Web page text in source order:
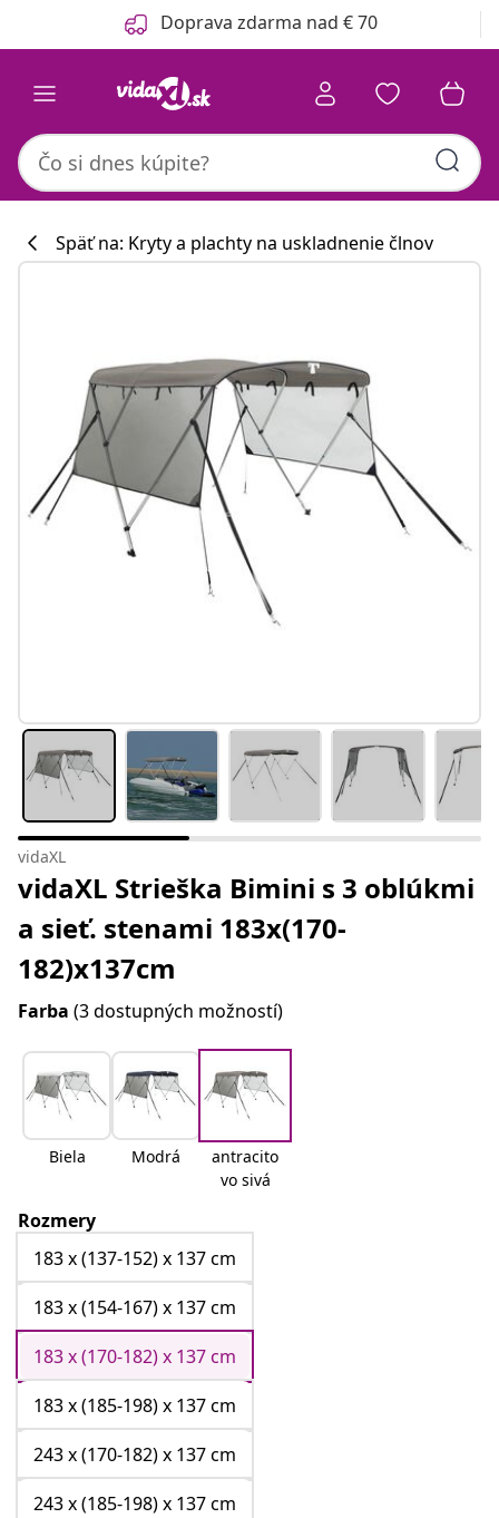
Predchádzajúce Doprava zdarma nad € 70
Späť na: Kryty a plachty na uskladnenie člnov
vidaXL
vidaXL Strieška Bimini s 3 oblúkmi
a sieť. stenami 183x(170-
182)x137cm
Farba (3 dostupných možností)
Biela Modrá
antracito
vo sivá
Rozmery
183 x (137-152) x 137 cm
183 x (154-167) x 137 cm
183 x (170-182) x 137 cm
183 x (185-198) x 137 cm
243 x (170-182) x 137 cm
243 x (185-198) x 137 cm